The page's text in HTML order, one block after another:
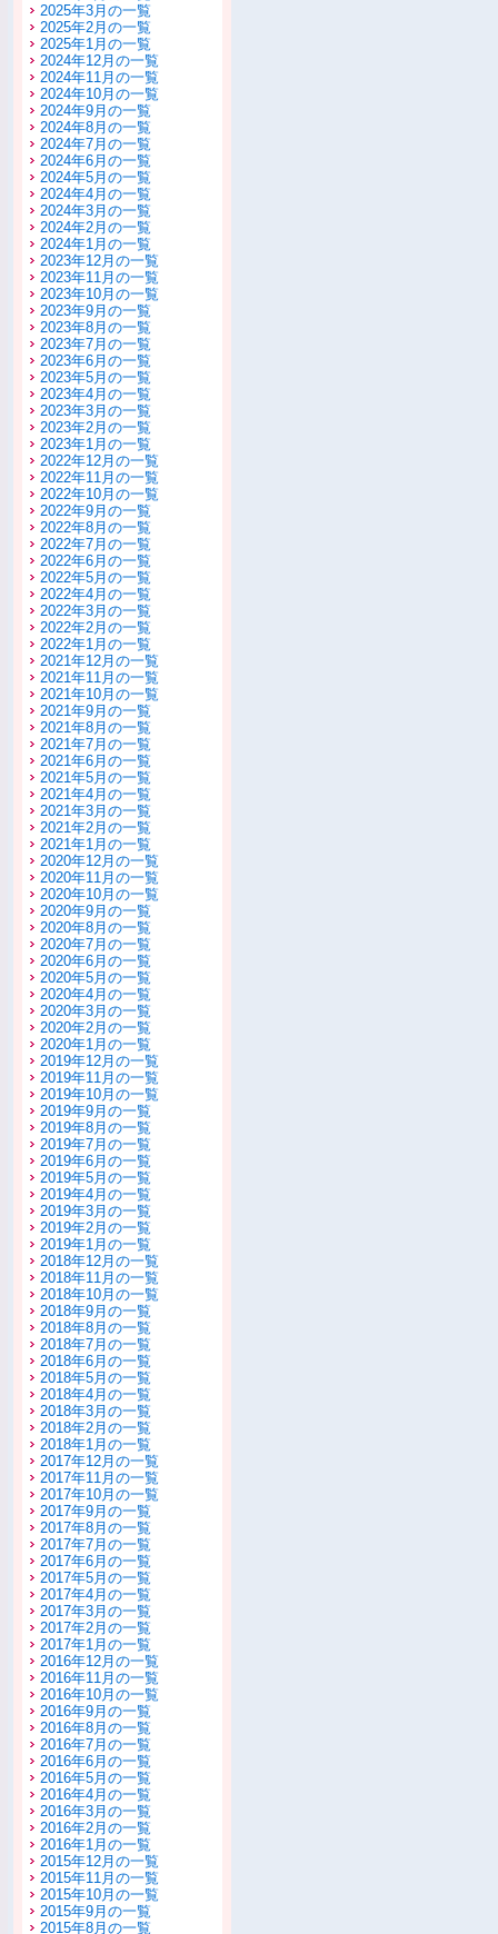
2025年3月の一覧
2025年2月の一覧
2025年1月の一覧
2024年12月の一覧
2024年11月の一覧
2024年10月の一覧
2024年9月の一覧
2024年8月の一覧
2024年7月の一覧
2024年6月の一覧
2024年5月の一覧
2024年4月の一覧
2024年3月の一覧
2024年2月の一覧
2024年1月の一覧
2023年12月の一覧
2023年11月の一覧
2023年10月の一覧
2023年9月の一覧
2023年8月の一覧
2023年7月の一覧
2023年6月の一覧
2023年5月の一覧
2023年4月の一覧
2023年3月の一覧
2023年2月の一覧
2023年1月の一覧
2022年12月の一覧
2022年11月の一覧
2022年10月の一覧
2022年9月の一覧
2022年8月の一覧
2022年7月の一覧
2022年6月の一覧
2022年5月の一覧
2022年4月の一覧
2022年3月の一覧
2022年2月の一覧
2022年1月の一覧
2021年12月の一覧
2021年11月の一覧
2021年10月の一覧
2021年9月の一覧
2021年8月の一覧
2021年7月の一覧
2021年6月の一覧
2021年5月の一覧
2021年4月の一覧
2021年3月の一覧
2021年2月の一覧
2021年1月の一覧
2020年12月の一覧
2020年11月の一覧
2020年10月の一覧
2020年9月の一覧
2020年8月の一覧
2020年7月の一覧
2020年6月の一覧
2020年5月の一覧
2020年4月の一覧
2020年3月の一覧
2020年2月の一覧
2020年1月の一覧
2019年12月の一覧
2019年11月の一覧
2019年10月の一覧
2019年9月の一覧
2019年8月の一覧
2019年7月の一覧
2019年6月の一覧
2019年5月の一覧
2019年4月の一覧
2019年3月の一覧
2019年2月の一覧
2019年1月の一覧
2018年12月の一覧
2018年11月の一覧
2018年10月の一覧
2018年9月の一覧
2018年8月の一覧
2018年7月の一覧
2018年6月の一覧
2018年5月の一覧
2018年4月の一覧
2018年3月の一覧
2018年2月の一覧
2018年1月の一覧
2017年12月の一覧
2017年11月の一覧
2017年10月の一覧
2017年9月の一覧
2017年8月の一覧
2017年7月の一覧
2017年6月の一覧
2017年5月の一覧
2017年4月の一覧
2017年3月の一覧
2017年2月の一覧
2017年1月の一覧
2016年12月の一覧
2016年11月の一覧
2016年10月の一覧
2016年9月の一覧
2016年8月の一覧
2016年7月の一覧
2016年6月の一覧
2016年5月の一覧
2016年4月の一覧
2016年3月の一覧
2016年2月の一覧
2016年1月の一覧
2015年12月の一覧
2015年11月の一覧
2015年10月の一覧
2015年9月の一覧
2015年8月の一覧